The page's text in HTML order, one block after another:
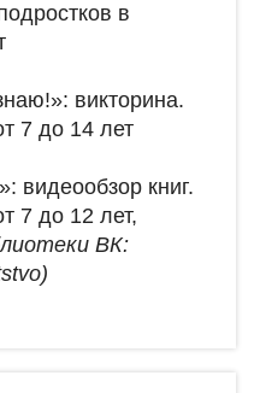
в
викторина.
7 до 14 лет
видеообзор книг.
7 до 12 лет,
ВК: